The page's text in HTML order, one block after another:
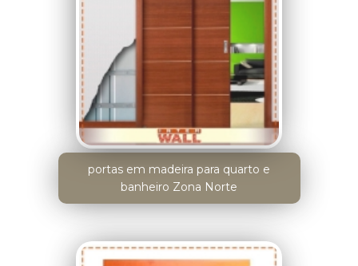
portas em madeira para quarto e
banheiro Zona Norte